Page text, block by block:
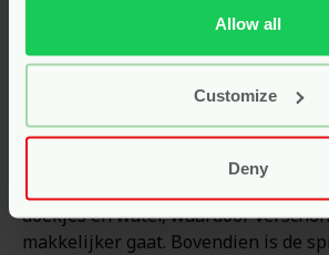
Allow all
Customize
Deny
belangrijk vinden. Deze spray maakt
verzorgt de huid tegelijk. Dankzij de
geurloze formule is ideaal voor de
huidjes. Ouders waarderen dit
eenvoudig en praktisch in gebruik is.
doekjes en water, waardoor
makkelijker gaat. Bovendien is de